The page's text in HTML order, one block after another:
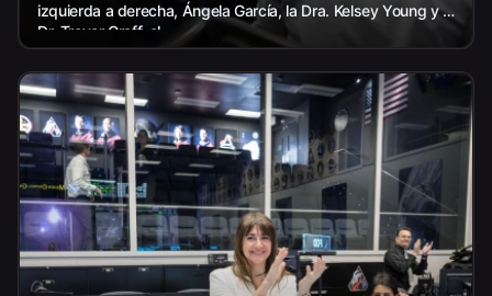
izquierda a derecha, Ángela García, la Dra. Kelsey Young y el
Dr. Trevor Graff, el...